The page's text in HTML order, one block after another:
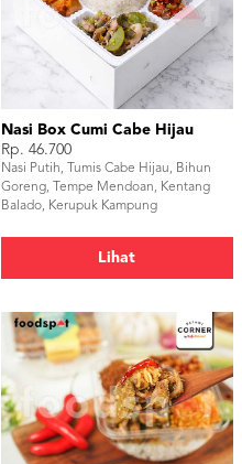
Nasi Box Cumi Cabe Hijau
Rp. 46.700
Nasi Putih, Tumis Cabe Hijau, Bihun
Goreng, Tempe Mendoan, Kentang
Balado, Kerupuk Kampung
Lihat